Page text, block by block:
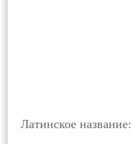
Латинское название: